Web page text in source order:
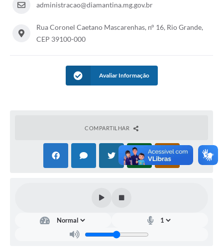
administracao@diamantina.mg.gov.br
Rua Coronel Caetano Mascarenhas, n° 16, Rio Grande,
CEP 39100-000
Avaliar Informação
COMPARTILHAR